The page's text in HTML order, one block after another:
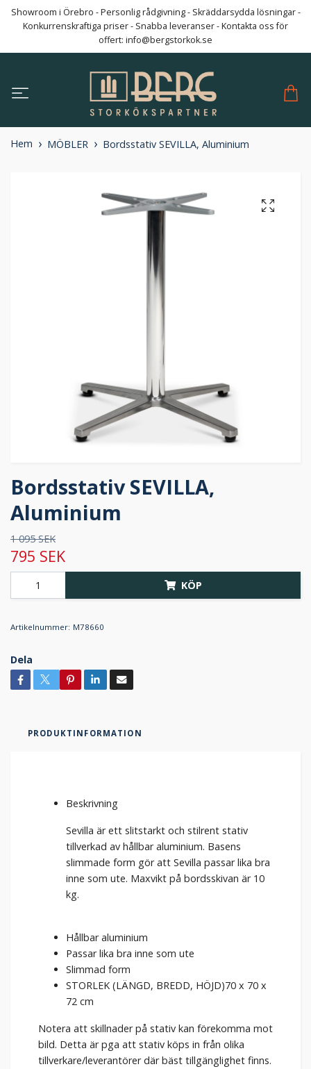
Showroom i Örebro - Personlig rådgivning - Skräddarsydda lösningar -
Konkurrenskraftiga priser - Snabba leveranser - Kontakta oss för
offert: info@bergstorkok.se
Hem MÖBLER Bordsstativ SEVILLA, Aluminium
Bordsstativ SEVILLA,
Aluminium
1 095 SEK
795 SEK
KÖP
Artikelnummer: M78660
Dela
PRODUKTINFORMATION
Beskrivning
Sevilla är ett slitstarkt och stilrent stativ
tillverkad av hållbar aluminium. Basens
slimmade form gör att Sevilla passar lika bra
inne som ute. Maxvikt på bordsskivan är 10
kg.
Hållbar aluminium
Passar lika bra inne som ute
Slimmad form
STORLEK (LÄNGD, BREDD, HÖJD)70 x 70 x
72 cm
Notera att skillnader på stativ kan förekomma mot
bild. Detta är pga att stativ köps in från olika
tillverkare/leverantörer där bäst tillgänglighet finns.